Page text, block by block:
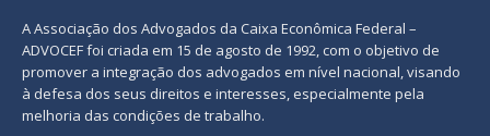
A Associação dos Advogados da Caixa Econômica Federal –
ADVOCEF foi criada em 15 de agosto de 1992, com o objetivo de
promover a integração dos advogados em nível nacional, visando
à defesa dos seus direitos e interesses, especialmente pela
melhoria das condições de trabalho.